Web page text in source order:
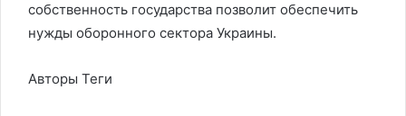
собственность государства позволит обеспечить
нужды оборонного сектора Украины.
Авторы Теги